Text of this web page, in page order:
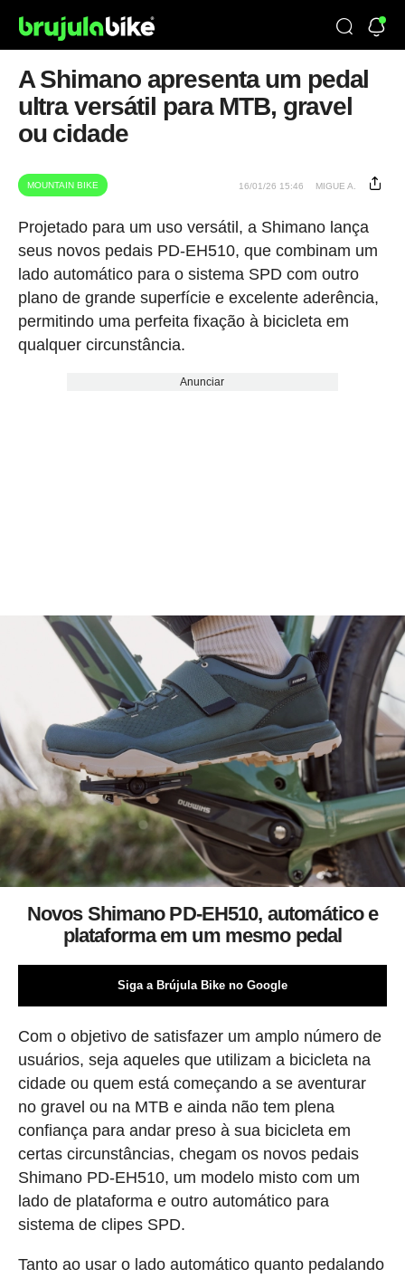
A Shimano apresenta um pedal
ultra versátil para MTB, gravel
ou cidade
MOUNTAIN BIKE 16/01/26 15:46 MIGUE A.
Projetado para um uso versátil, a Shimano lança
seus novos pedais PD-EH510, que combinam um
lado automático para o sistema SPD com outro
plano de grande superfície e excelente aderência,
permitindo uma perfeita fixação à bicicleta em
qualquer circunstância.
Anunciar
Novos Shimano PD-EH510, automático e
plataforma em um mesmo pedal
Siga a Brújula Bike no Google
Com o objetivo de satisfazer um amplo número de
usuários, seja aqueles que utilizam a bicicleta na
cidade ou quem está começando a se aventurar
no gravel ou na MTB e ainda não tem plena
confiança para andar preso à sua bicicleta em
certas circunstâncias, chegam os novos pedais
Shimano PD-EH510, um modelo misto com um
lado de plataforma e outro automático para
sistema de clipes SPD.
Tanto ao usar o lado automático quanto pedalando